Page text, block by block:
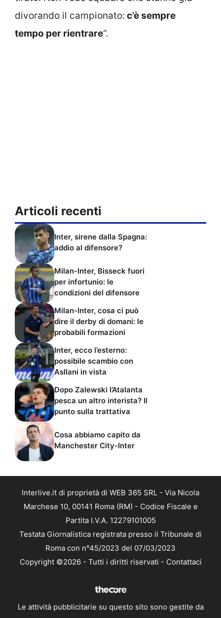
divorando il campionato: c’è sempre
tempo per rientrare“.
Articoli recenti
Inter, sirene dalla Spagna:
addio al difensore?
Milan-Inter, Bisseck fuori
per infortunio: le
condizioni del difensore
Milan-Inter, cosa ci può
dire il derby di domani: le
probabili formazioni
Inter, ecco l’esterno:
possibile scambio con
Asllani in vista
Dopo Zalewski l’Atalanta
pesca un altro interista? Il
punto sulla trattativa
Cosa abbiamo capito da
Manchester City-Inter
Interlive.it di proprietà di WEB 365 SRL - Via Nicola
Marchese 10, 00141 Roma (RM) - Codice Fiscale e
Partita I.V.A. 12279101005
Testata Giornalistica registrata presso il Tribunale di
Roma con n°45/2023 del 07/03/2023
Copyright ©2026 - Tutti i diritti riservati - Contattaci
Le attività pubblicitarie su questo sito sono gestite da